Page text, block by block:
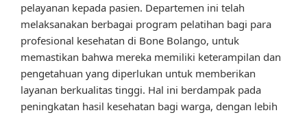
pelayanan kepada pasien. Departemen ini telah
melaksanakan berbagai program pelatihan bagi para
profesional kesehatan di Bone Bolango, untuk
memastikan bahwa mereka memiliki keterampilan dan
pengetahuan yang diperlukan untuk memberikan
layanan berkualitas tinggi. Hal ini berdampak pada
peningkatan hasil kesehatan bagi warga, dengan lebih